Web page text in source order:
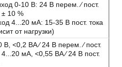
0-10 В: 24 В перем. ⁄ пост.
± 10 %
4...20 мА: 15-35 В пост. тока
от нагрузки)
В, <0,2 ВA ⁄ 24 В перем. ⁄ пост.
4...20 мА, <0,55 ВA ⁄ 24 В пост.